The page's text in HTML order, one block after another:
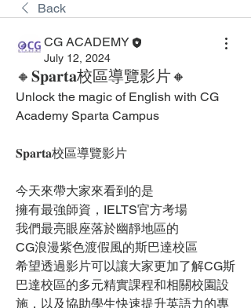
Back
CG ACADEMY
July 12, 2024
🔸𝐒𝐩𝐚𝐫𝐭𝐚校區導覽影片🔸
Unlock the magic of English with CG
Academy Sparta Campus
𝐒𝐩𝐚𝐫𝐭𝐚校區導覽影片
今天來帶大家來看到的是
擁有最強師資，IELTS官方考場
我們最亮眼座落於幽靜地區的
CG浪漫紫色渡假風的斯巴達校區
希望透過影片可以讓大家更加了解CG斯
巴達校區的多元精實課程和相關校園設
施，以及協助學生快速提升英語力的專